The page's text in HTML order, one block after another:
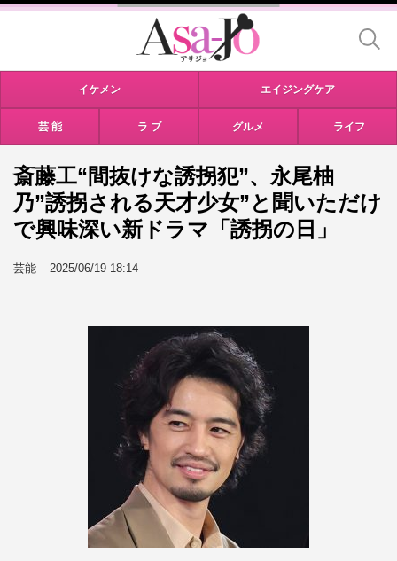
イケメン エイジングケア
芸 能 ラ ブ グルメ ライフ
斎藤工“間抜けな誘拐犯”、永尾柚
乃”誘拐される天才少女”と聞いただけ
で興味深い新ドラマ「誘拐の日」
芸能 2025/06/19 18:14